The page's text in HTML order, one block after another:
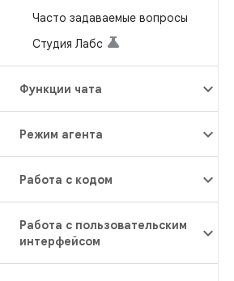
Часто задаваемые вопросы
Студия Лабс
Функции чата
Режим агента
Работа с кодом
Работа с пользовательским
интерфейсом